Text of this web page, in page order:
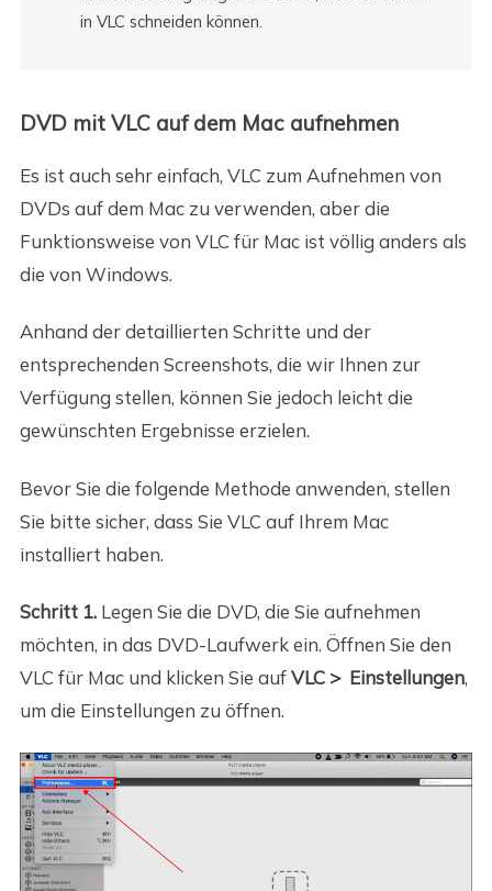
in VLC schneiden können.
DVD mit VLC auf dem Mac aufnehmen
Es ist auch sehr einfach, VLC zum Aufnehmen von
DVDs auf dem Mac zu verwenden, aber die
Funktionsweise von VLC für Mac ist völlig anders als
die von Windows.
Anhand der detaillierten Schritte und der
entsprechenden Screenshots, die wir Ihnen zur
Verfügung stellen, können Sie jedoch leicht die
gewünschten Ergebnisse erzielen.
Bevor Sie die folgende Methode anwenden, stellen
Sie bitte sicher, dass Sie VLC auf Ihrem Mac
installiert haben.
Schritt 1. Legen Sie die DVD, die Sie aufnehmen
möchten, in das DVD-Laufwerk ein. Öffnen Sie den
VLC für Mac und klicken Sie aufVLC > Einstellungen,
um die Einstellungen zu öffnen.